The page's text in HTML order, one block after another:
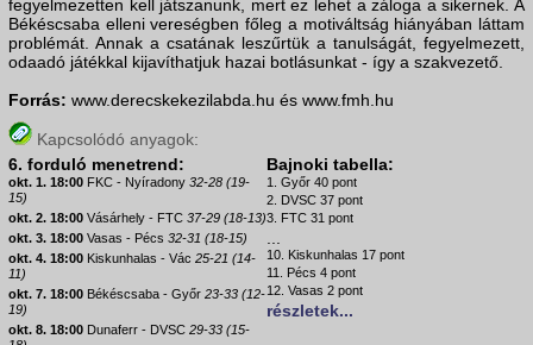
fegyelmezetten kell játszanunk, mert ez lehet a záloga a sikernek. A
Békéscsaba elleni vereségben főleg a motiváltság hiányában láttam
problémát. Annak a csatának leszűrtük a tanulságát, fegyelmezett,
odaadó játékkal kijavíthatjuk hazai botlásunkat - így a szakvezető.
Forrás: www.derecskekezilabda.hu és www.fmh.hu
Kapcsolódó anyagok:
6. forduló menetrend:
okt. 1. 18:00 FKC - Nyíradony 32-28 (19-
15)
okt. 2. 18:00 Vásárhely - FTC 37-29 (18-13)
okt. 3. 18:00 Vasas - Pécs 32-31 (18-15)
okt. 4. 18:00 Kiskunhalas - Vác 25-21 (14-
11)
okt. 7. 18:00 Békéscsaba - Győr 23-33 (12-
19)
okt. 8. 18:00 Dunaferr - DVSC 29-33 (15-
Bajnoki tabella:
1. Győr 40 pont
2. DVSC 37 pont
3. FTC 31 pont
...
10. Kiskunhalas 17 pont
11. Pécs 4 pont
12. Vasas 2 pont
részletek...